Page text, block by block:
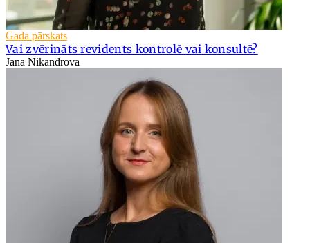
Gada pārskats
Vai zvērināts revidents kontrolē vai konsultē?
Jana Nikandrova